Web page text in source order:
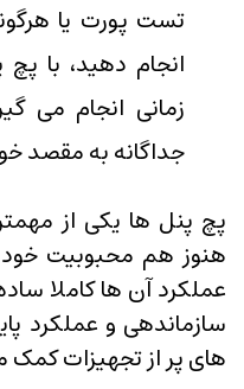
تست پورت یا
انجام دهید، با
زمانی انجام می
جداگانه به مقصد
پچ پنل ها یکی از
هنوز هم محبوبیت
عملکرد آن ها کاملا
سازماندهی و عملکرد
های پر از تجهیزات کمک